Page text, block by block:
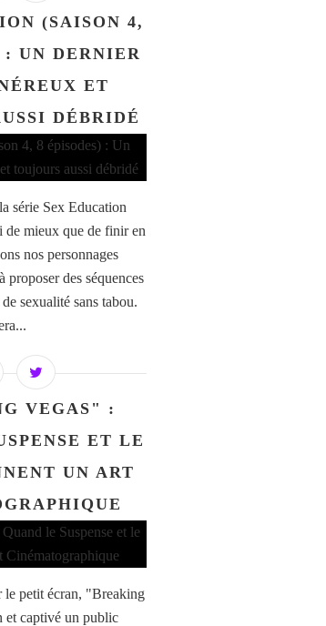
(SAISON 4,
: UN DERNIER
ET
DÉBRIDÉ
série Sex Education
de mieux que de finir en
nos personnages
proposer des séquences
sexualité sans tabou.
VEGAS" :
ET LE
UN ART
le petit écran, "Breaking
et captivé un public